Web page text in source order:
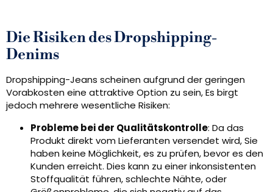
Die Risiken des Dropshipping-
Denims
Dropshipping-Jeans scheinen aufgrund der geringen
Vorabkosten eine attraktive Option zu sein, Es birgt
jedoch mehrere wesentliche Risiken:
Probleme bei der Qualitätskontrolle: Da das
Produkt direkt vom Lieferanten versendet wird, Sie
haben keine Möglichkeit, es zu prüfen, bevor es den
Kunden erreicht. Dies kann zu einer inkonsistenten
Stoffqualität führen, schlechte Nähte, oder